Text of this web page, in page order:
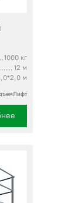
1000 кг
12 м
м